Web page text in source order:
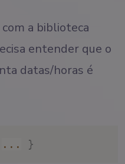
a biblioteca
entender que o
datas/horas é
... }